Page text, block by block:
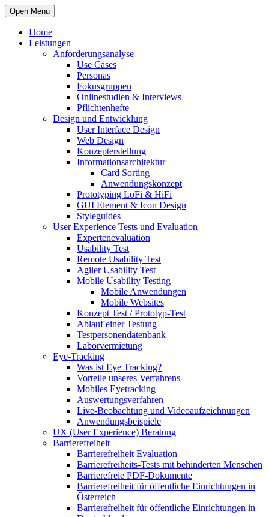
Open Menu
Home
Leistungen
Anforderungsanalyse
Use Cases
Personas
Fokusgruppen
Onlinestudien & Interviews
Pflichtenhefte
Design und Entwicklung
User Interface Design
Web Design
Konzepterstellung
Informationsarchitektur
Card Sorting
Anwendungskonzept
Prototyping LoFi & HiFi
GUI Element & Icon Design
Styleguides
User Experience Tests und Evaluation
Expertenevaluation
Usability Test
Remote Usability Test
Agiler Usability Test
Mobile Usability Testing
Mobile Anwendungen
Mobile Websites
Konzept Test / Prototyp-Test
Ablauf einer Testung
Testpersonendatenbank
Laborvermietung
Eye-Tracking
Was ist Eye Tracking?
Vorteile unseres Verfahrens
Mobiles Eyetracking
Auswertungsverfahren
Live-Beobachtung und Videoaufzeichnungen
Anwendungsbeispiele
UX (User Experience) Beratung
Barrierefreiheit
Barrierefreiheit Evaluation
Barrierefreiheits-Tests mit behinderten Menschen
Barrierefreie PDF-Dokumente
Barrierefreiheit für öffentliche Einrichtungen in
Österreich
Barrierefreiheit für öffentliche Einrichtungen in